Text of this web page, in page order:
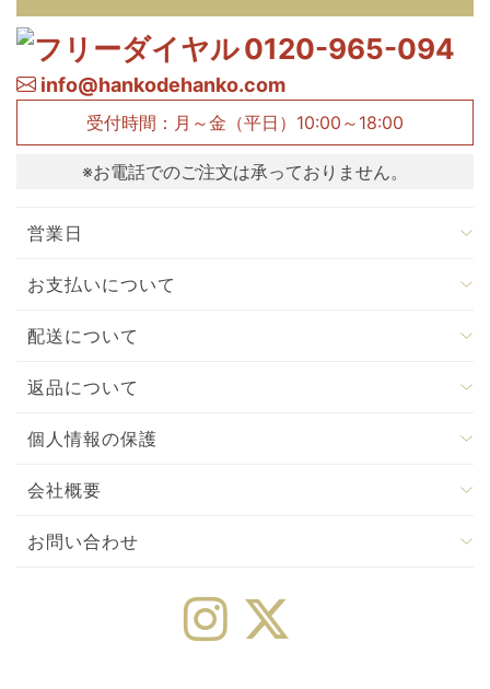
0120-965-094
info@hankodehanko.com
受付時間：月～金（平日）10:00～18:00
※お電話でのご注文は承っておりません。
営業日
お支払いについて
配送について
返品について
個人情報の保護
会社概要
お問い合わせ